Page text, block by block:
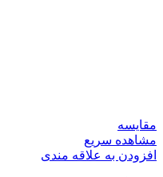
مقایسه
مشاهده سریع
افزودن به علاقه مندی